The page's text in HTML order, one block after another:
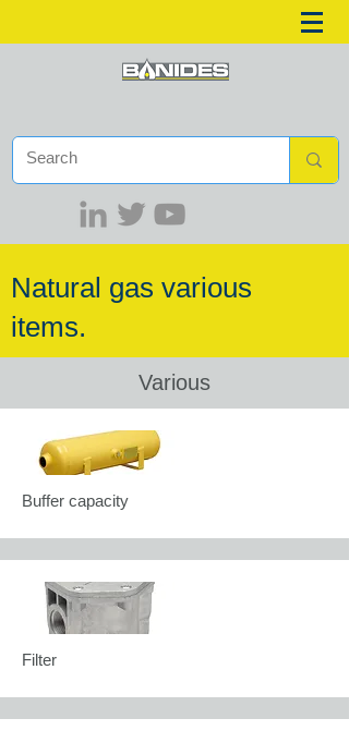
Natural gas various
items.
Various
Buffer capacity
Filter